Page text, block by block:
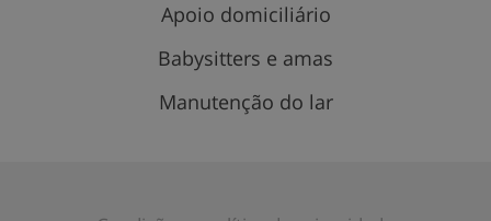
Apoio domiciliário
Babysitters e amas
Manutenção do lar